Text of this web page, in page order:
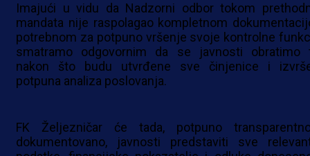
Imajući u vidu da Nadzorni odbor tokom
mandata nije raspolagao kompletnom
potrebnom za potpuno vršenje svoje kontrolne
smatramo odgovornim da se javnosti obratimo
nakon što budu utvrđene sve činjenice i
potpuna analiza poslovanja.
FK Željezničar će tada, potpuno
dokumentovano, javnosti predstaviti sve